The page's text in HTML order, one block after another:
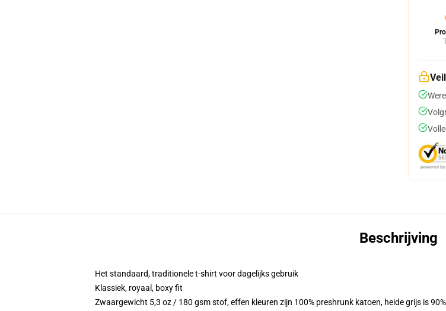
Beschrijving
Het standaard, traditionele t-shirt voor dagelijks gebruik
Klassiek, royaal, boxy fit
Zwaargewicht 5,3 oz / 180 gsm stof, effen kleuren zijn 100% preshrunk katoen, heide grijs is